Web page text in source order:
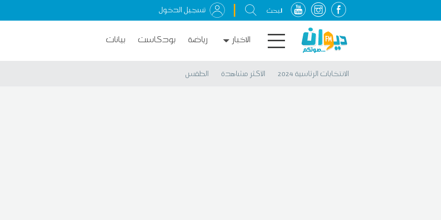
تسجيل الدخول
الاخبار رياضة بودكاست بيانات
الانتخابات الرئاسية 2024 الأكثر مشاهدة الطقس